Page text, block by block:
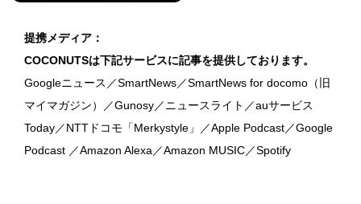
提携メディア：
COCONUTSは下記サービスに記事を提供しております。
Googleニュース／SmartNews／SmartNews for docomo（旧
マイマガジン）／Gunosy／ニュースライト／auサービス
Today／NTTドコモ「Merkystyle」／Apple Podcast／Google
Podcast ／Amazon Alexa／Amazon MUSIC／Spotify